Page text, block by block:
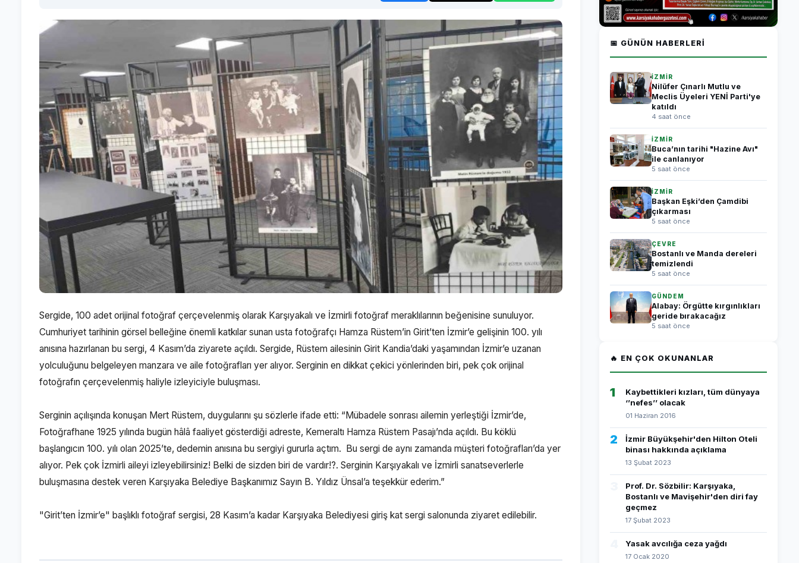
Sergide, 100 adet orijinal fotoğraf çerçevelenmiş olarak Karşıyakalı ve İzmirli fotoğraf meraklılarının beğenisine sunuluyor.
Cumhuriyet tarihinin görsel belleğine önemli katkılar sunan usta fotoğrafçı Hamza Rüstem’in Girit’ten İzmir’e gelişinin 100. yılı
anısına hazırlanan bu sergi, 4 Kasım’da ziyarete açıldı. Sergide, Rüstem ailesinin Girit Kandia’daki yaşamından İzmir’e uzanan
yolculuğunu belgeleyen manzara ve aile fotoğrafları yer alıyor. Serginin en dikkat çekici yönlerinden biri, pek çok orijinal
fotoğrafın çerçevelenmiş haliyle izleyiciyle buluşması.
Serginin açılışında konuşan Mert Rüstem, duygularını şu sözlerle ifade etti: “Mübadele sonrası ailemin yerleştiği İzmir’de,
Fotoğrafhane 1925 yılında bugün hâlâ faaliyet gösterdiği adreste, Kemeraltı Hamza Rüstem Pasajı’nda açıldı. Bu köklü
başlangıcın 100. yılı olan 2025’te, dedemin anısına bu sergiyi gururla açtım. Bu sergi de aynı zamanda müşteri fotoğrafları’da yer
alıyor. Pek çok İzmirli aileyi izleyebilirsiniz! Belki de sizden biri de vardır!?. Serginin Karşıyakalı ve İzmirli sanatseverlerle
buluşmasına destek veren Karşıyaka Belediye Başkanımız Sayın B. Yıldız Ünsal’a teşekkür ederim.”
"Girit’ten İzmir’e" başlıklı fotoğraf sergisi, 28 Kasım’a kadar Karşıyaka Belediyesi giriş kat sergi salonunda ziyaret edilebilir.
📅 GÜNÜN HABERLERI
İZMİR
Nilüfer Çınarlı Mutlu ve
Meclis Üyeleri YENİ Parti'ye
katıldı
4 saat önce
İZMİR
Buca’nın tarihi "Hazine Avı"
ile canlanıyor
5 saat önce
İZMİR
Başkan Eşki’den Çamdibi
çıkarması
5 saat önce
ÇEVRE
Bostanlı ve Manda dereleri
temizlendi
5 saat önce
GÜNDEM
Alabay: Örgütte kırgınlıkları
geride bırakacağız
5 saat önce
🔥 EN ÇOK OKUNANLAR
1
Kaybettikleri kızları, tüm dünyaya
‘’nefes’’ olacak
01 Haziran 2016
2
İzmir Büyükşehir'den Hilton Oteli
binası hakkında açıklama
13 Şubat 2023
Prof. Dr. Sözbilir: Karşıyaka,
Bostanlı ve Mavişehir'den diri fay
geçmez
17 Şubat 2023
Yasak avcılığa ceza yağdı
17 Ocak 2020